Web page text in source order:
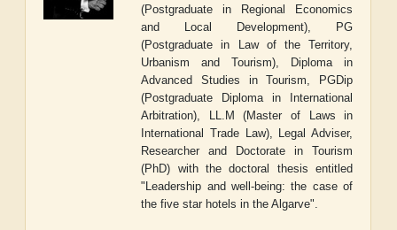
(Postgraduate in Regional Economics
and Local Development), PG
(Postgraduate in Law of the Territory,
Urbanism and Tourism), Diploma in
Advanced Studies in Tourism, PGDip
(Postgraduate Diploma in International
Arbitration), LL.M (Master of Laws in
International Trade Law), Legal Adviser,
Researcher and Doctorate in Tourism
(PhD) with the doctoral thesis entitled
"Leadership and well-being: the case of
the five star hotels in the Algarve".